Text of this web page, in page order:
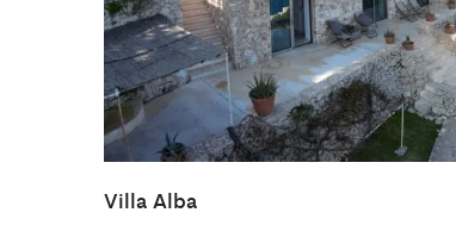
Villa Alba